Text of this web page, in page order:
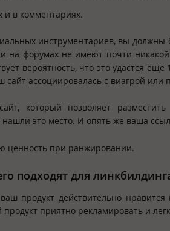
и в комментариях.
инструментариев, вы должны
на форумах не имеют почти
вероятность, что это удастся
ассоциировалась с виагрой или
который позволяет
это место. И опять же ваша
ценность при ранжировании.
подходят для
продукт действительно нравится
приятно рекламировать и